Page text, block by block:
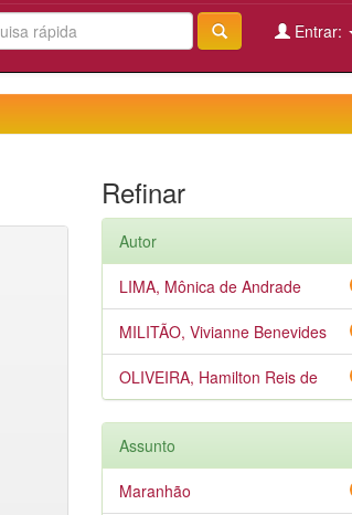
Entrar:
Refinar
Autor
LIMA, Mônica de Andrade
MILITÃO, Vivianne Benevides
OLIVEIRA, Hamilton Reis de
Assunto
Maranhão